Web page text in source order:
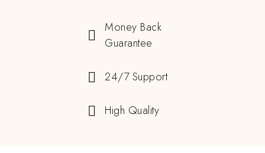
Money Back
Guarantee
24/7 Support
High Quality